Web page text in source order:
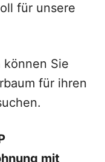
für unsere
können Sie
für ihren
mit